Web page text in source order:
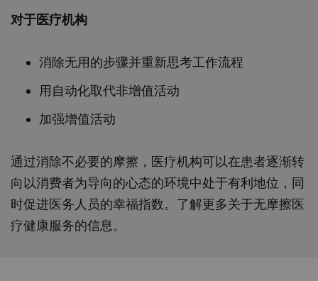
对于医疗机构
消除无用的步骤并重新思考工作流程
用自动化取代非增值活动
加强增值活动
通过消除不必要的摩擦，医疗机构可以在患者逐渐转
向以消费者为导向的心态的环境中处于有利地位，同
时促进医务人员的幸福指数。了解更多关于无摩擦医
疗健康服务的信息。